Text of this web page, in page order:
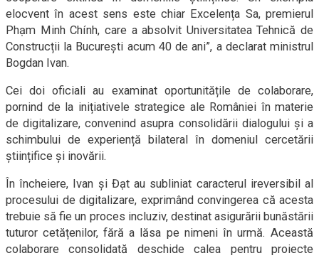
elocvent în acest sens este chiar Excelența Sa, premierul
Phạm Minh Chính, care a absolvit Universitatea Tehnică de
Construcții la București acum 40 de ani”, a declarat ministrul
Bogdan Ivan.
Cei doi oficiali au examinat oportunitățile de colaborare,
pornind de la inițiativele strategice ale României în materie
de digitalizare, convenind asupra consolidării dialogului și a
schimbului de experiență bilateral în domeniul cercetării
științifice și inovării.
În încheiere, Ivan și Đạt au subliniat caracterul ireversibil al
procesului de digitalizare, exprimând convingerea că acesta
trebuie să fie un proces incluziv, destinat asigurării bunăstării
tuturor cetățenilor, fără a lăsa pe nimeni în urmă. Această
colaborare consolidată deschide calea pentru proiecte